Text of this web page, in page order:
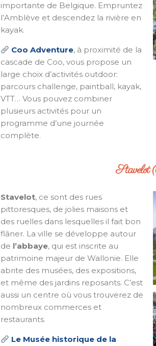
importante de Belgique. Empruntez
l’Amblève et descendez la rivière en
kayak.
Coo Adventure, à proximité de la
cascade de Coo, vous propose un
large choix d’activités outdoor:
parcours challenge, paintball, kayak,
VTT… Vous pouvez combiner
plusieurs activités pour un
programme d’une journée
complète.
Stavelot
Stavelot, ce sont des rues
pittoresques, de jolies maisons et
des ruelles dans lesquelles il fait bon
flâner. La ville se développe autour
de l’abbaye, qui est inscrite au
patrimoine majeur de Wallonie. Elle
abrite des musées, des expositions,
et même des jardins reposants. C’est
aussi un centre où vous trouverez de
nombreux commerces et
restaurants.
Le Musée historique de la